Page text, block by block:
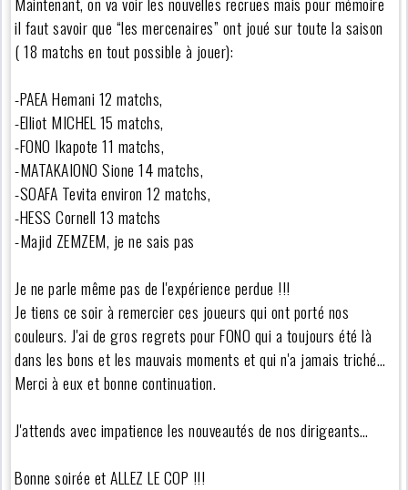
il faut savoir que “les mercenaires” ont joué sur toute la saison
( 18 matchs en tout possible à jouer):
-PAEA Hemani 12 matchs,
-Elliot MICHEL 15 matchs,
-FONO Ikapote 11 matchs,
-MATAKAIONO Sione 14 matchs,
-SOAFA Tevita environ 12 matchs,
-HESS Cornell 13 matchs
-Majid ZEMZEM, je ne sais pas
Je ne parle même pas de l'expérience perdue !!!
Je tiens ce soir à remercier ces joueurs qui ont porté nos
couleurs. J'ai de gros regrets pour FONO qui a toujours été là
dans les bons et les mauvais moments et qui n'a jamais triché…
Merci à eux et bonne continuation.
J'attends avec impatience les nouveautés de nos dirigeants…
Bonne soirée et ALLEZ LE COP !!!